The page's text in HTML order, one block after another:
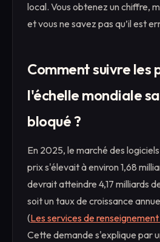
local. Vous obtenez un chiffre,
et vous ne savez pas qu’il est
Comment suivre les
l'échelle mondiale
bloqué ?
En 2025, le marché des
prix s'élevait à environ 1,68
devrait atteindre 4,17 milliards
soit un taux de croissance
(Les services de
Cette demande s'explique par